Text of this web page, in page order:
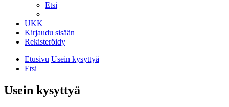
Etsi
UKK
Kirjaudu sisään
Rekisteröidy
Etusivu Usein kysyttyä
Etsi
Usein kysyttyä